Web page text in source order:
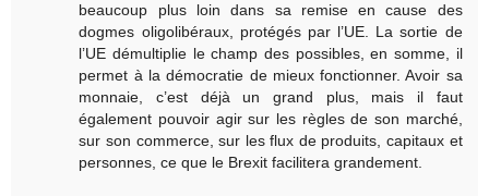
beaucoup plus loin dans sa remise en cause des
dogmes oligolibéraux, protégés par l’UE. La sortie de
l’UE démultiplie le champ des possibles, en somme, il
permet à la démocratie de mieux fonctionner. Avoir sa
monnaie, c’est déjà un grand plus, mais il faut
également pouvoir agir sur les règles de son marché,
sur son commerce, sur les flux de produits, capitaux et
personnes, ce que le Brexit facilitera grandement.